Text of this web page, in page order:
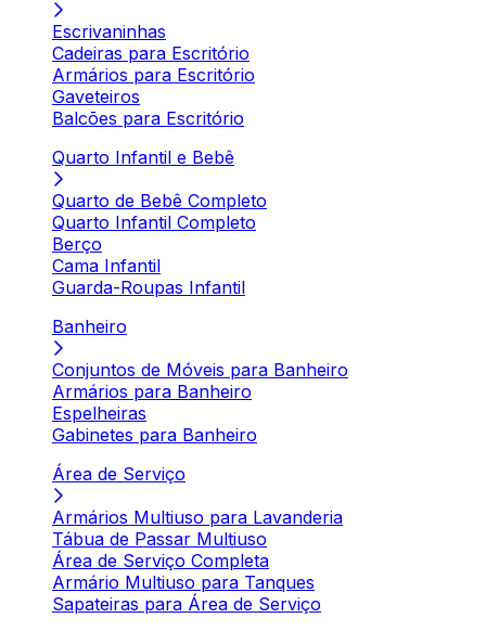
Escrivaninhas
Cadeiras para Escritório
Armários para Escritório
Gaveteiros
Balcões para Escritório
Quarto Infantil e Bebê
Quarto de Bebê Completo
Quarto Infantil Completo
Berço
Cama Infantil
Guarda-Roupas Infantil
Banheiro
Conjuntos de Móveis para Banheiro
Armários para Banheiro
Espelheiras
Gabinetes para Banheiro
Área de Serviço
Armários Multiuso para Lavanderia
Tábua de Passar Multiuso
Área de Serviço Completa
Armário Multiuso para Tanques
Sapateiras para Área de Serviço